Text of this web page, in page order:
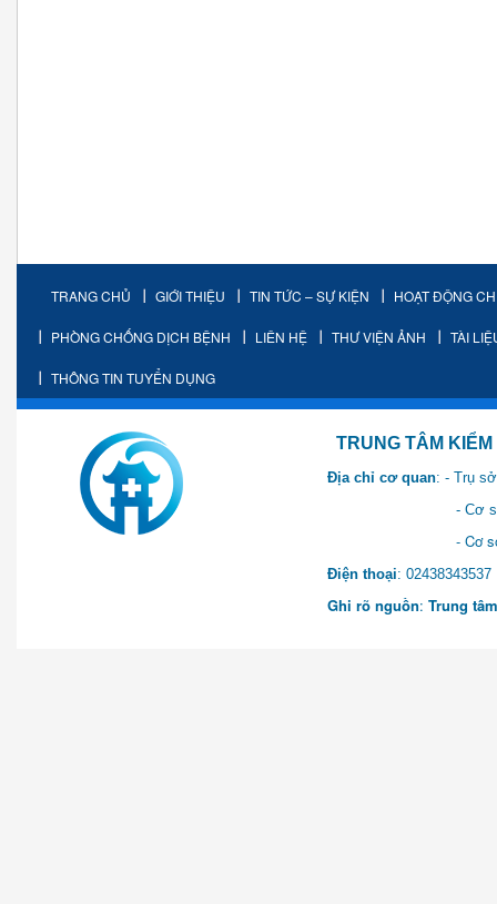
TRANG CHỦ GIỚI THIỆU TIN TỨC – SỰ KIỆN HOẠT ĐỘNG
PHÒNG CHỐNG DỊCH BỆNH LIÊN HỆ THƯ VIỆN ẢNH TÀI
THÔNG TIN TUYỂN DỤNG
TRUNG TÂM KIỂM SOÁT
Địa chỉ cơ quan: - Trụ
- Cơ sở 2: Khu Hành
- Cơ sở 3: Số 1 Ngõ 2
Điện thoại:
Ghi rõ nguồn: Trung